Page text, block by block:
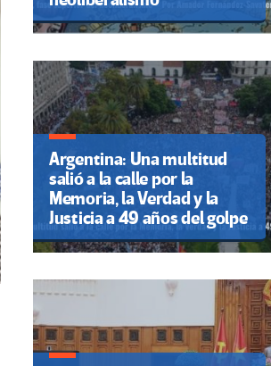
Argentina: Una multitud
salió a la calle por la
Memoria, la Verdad y la
Justicia a 49 años del golpe